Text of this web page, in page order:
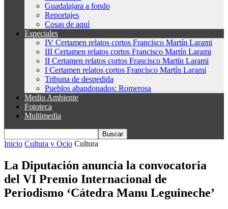
Guadalajara a fondo
Reportajes
Cosas de aquí
Especiales
IV Certamen relatos cortos Francisco Martín Larami
III Certamen relatos cortos Francisco Martín Larami
II Certamen relatos cortos Francisco Martín Larami
I Certamen relatos cortos Francisco Martín Larami
Tribuna de despedida
Pueblos abandonados: Romerosa
Medio Ambiente
Fototeca
Multimedia
Inicio Cultura y Ocio Cultura
La Diputación anuncia la convocatoria
del VI Premio Internacional de
Periodismo ‘Cátedra Manu Leguineche’